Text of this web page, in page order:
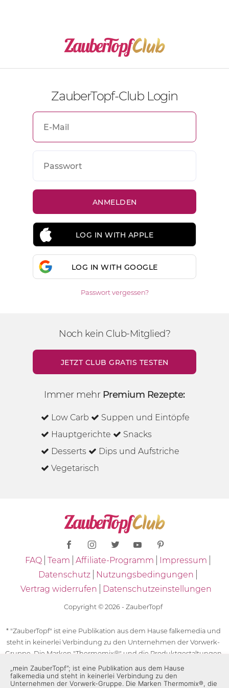
ZauberTopf-Club Login
LOG IN WITH APPLE
LOG IN WITH GOOGLE
Passwort vergessen?
Noch kein Club-Mitglied?
JETZT CLUB GRATIS TESTEN
Immer mehr Premium Rezepte:
Low Carb
Suppen und Eintöpfe
Hauptgerichte
Snacks
Desserts
Dips und Aufstriche
Vegetarisch
FAQ Team Affiliate-Programm
Impressum
Datenschutz
Nutzungsbedingungen
Vertrag widerrufen
Datenschutzeinstellungen
Copyright © 2026 - ZauberTopf
* "ZauberTopf" ist eine Publikation aus dem Hause falkemedia und
steht in keinerlei Verbindung zu den Unternehmen der Vorwerk-
Gruppe. Die Marken "Thermomix®" und die Produktgestaltungen
des "Thermomix®" sind eingetragene Marken der Unternehmen
der Vorwerk-Gruppe. Die Marken Thermomix®, die Zeichen TM5®,
„mein ZauberTopf”; ist eine Publikation aus dem Hause
falkemedia und steht in keinerlei Verbindung zu den
Unternehmen der Vorwerk-Gruppe. Die Marken Thermomix®, die